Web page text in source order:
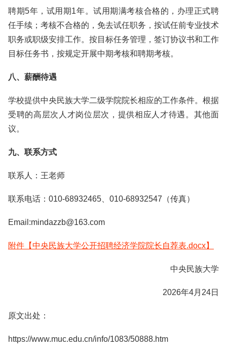
聘期5年，试用期1年。试用期满考核合格的，办理正式聘
任手续；考核不合格的，免去试任职务，按试任前专业技术
职务或职级安排工作。按目标任务管理，签订协议书和工作
目标任务书，按规定开展中期考核和聘期考核。
八、薪酬待遇
学校提供中央民族大学二级学院院长相应的工作条件。根据
受聘的高层次人才岗位层次，提供相应人才待遇。其他面
议。
九、联系方式
联系人：王老师
联系电话：010-68932465、010-68932547（传真）
Email:mindazzb@163.com
附件【中央民族大学公开招聘经济学院院长自荐表.docx】
中央民族大学
2026年4月24日
原文出处：
https://www.muc.edu.cn/info/1083/50888.htm